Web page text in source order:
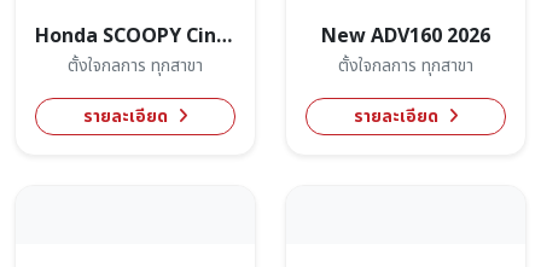
Honda SCOOPY Cinnamoroll Limited Edition
ตั้งใจกลการ ทุกสาขา
รายละเอียด
New ADV160 2026
ตั้งใจกลการ ทุกสาขา
รายละเอียด